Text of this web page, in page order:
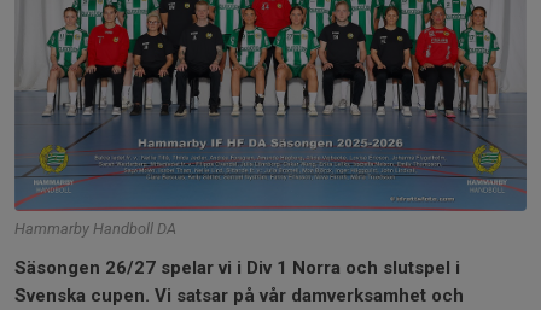
Hammarby Handboll DA
Säsongen 26/27 spelar vi i Div 1 Norra och slutspel i
Svenska cupen. Vi satsar på vår damverksamhet och